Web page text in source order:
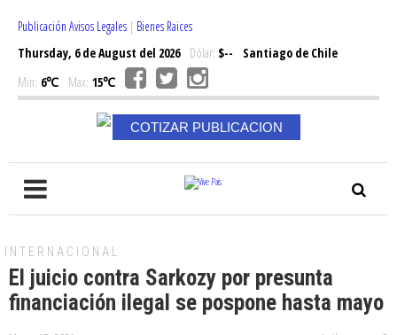
Publicación Avisos Legales | Bienes Raices
Thursday, 6 de August del 2026Dólar: $--
Santiago de Chile
Min: 6℃ Max: 15℃
COTIZAR PUBLICACION
INTERNACIONAL
El juicio contra Sarkozy por presunta
financiación ilegal se pospone hasta mayo